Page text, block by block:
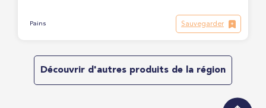
Pains Sauvegarder
Découvrir d'autres produits de la région